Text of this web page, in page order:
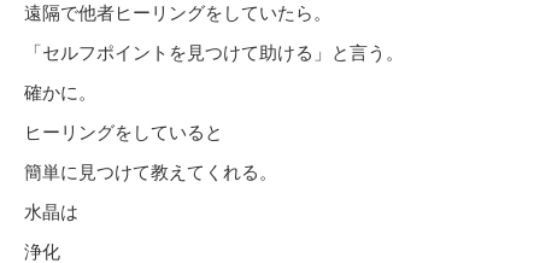
遠隔で他者ヒーリングをしていたら。
「セルフポイントを見つけて助ける」と言う。
確かに。
ヒーリングをしていると
簡単に見つけて教えてくれる。
水晶は
浄化